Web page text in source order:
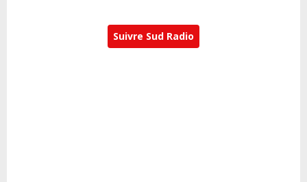
Suivre Sud Radio